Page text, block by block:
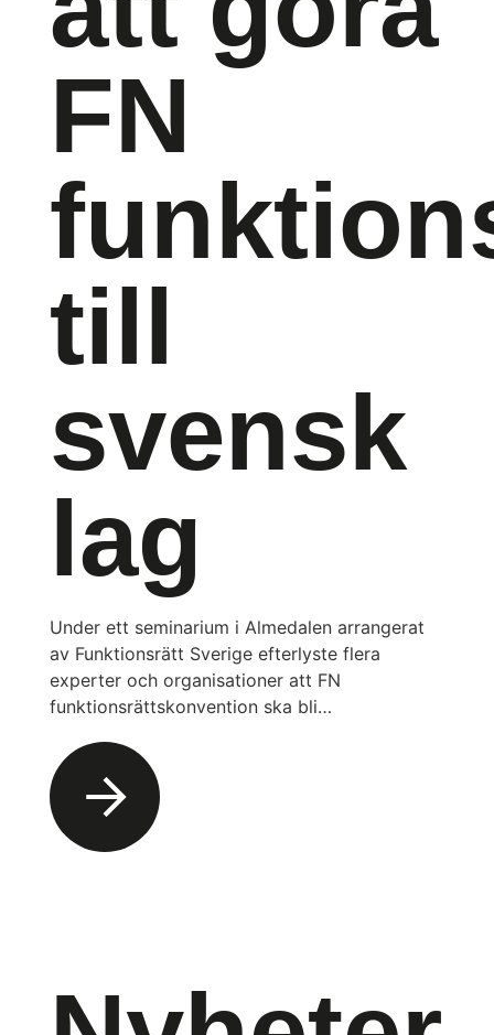
FN
till
svensk
lag
Under ett seminarium i Almedalen arrangerat
av Funktionsrätt Sverige efterlyste flera
experter och organisationer att FN
funktionsrättskonvention ska bli…